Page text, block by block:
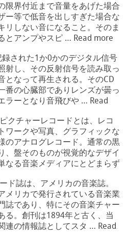
限界付近まで音量をあげた場合
ー等で低音を出しすぎた場合な
リしない音になること。そのま
とアンプやスピ … Read more
録された1か0かのデジタル信号
射し、その反射信号を読み取っ
となって再生される。そのCD
番の心臓部でありレンズが曇っ
ラーとなり音飛びや … Read
ピクチャーレコードとは、レコ
ワークや写真、グラフィックな
のアナログレコード。通常の黒
、盤そのものが視覚的なデザイ
なる音楽メディアにとどまらず
ド誌は、アメリカの音楽誌。
メリカで発行されている音楽業
誌であり、特にその音楽チャー
る。創刊は1894年と古く、当
連の情報誌としてスタ … Read